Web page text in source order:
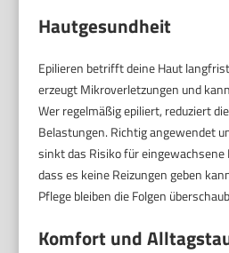
Hautgesundheit
Epilieren betrifft deine Haut
erzeugt Mikroverletzungen und
Wer regelmäßig epiliert, reduziert
Belastungen. Richtig angewendet
sinkt das Risiko für eingewachsene
dass es keine Reizungen geben
Pflege bleiben die Folgen
Komfort und